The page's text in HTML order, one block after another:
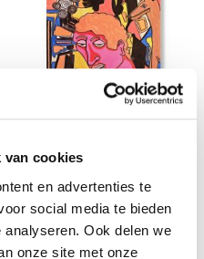
van cookies
en advertenties te
social media te bieden
Ook delen we
onze site met onze
Bored with This Shit - Christopher
€ 268,40